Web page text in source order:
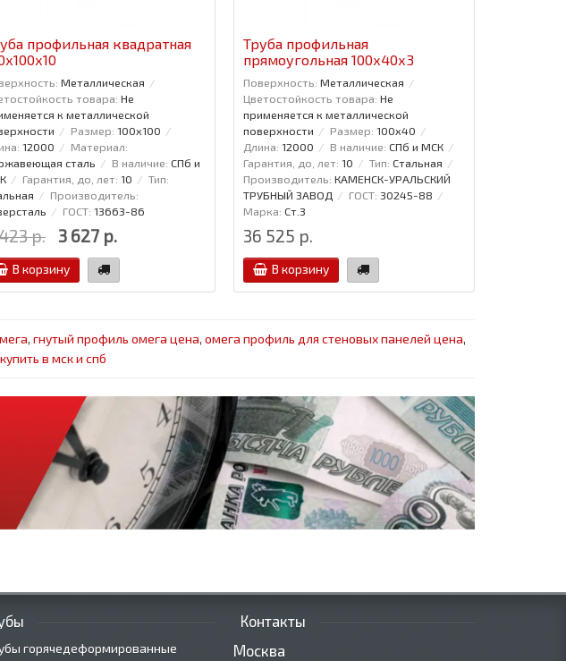
профильная квадратная
Металлическая
товара: Не
к металлической
Размер: 100x100
12000
Материал:
сталь
В наличие: СПб и
Гарантия, до, лет: 10
Тип:
Производитель:
ГОСТ: 13663-86
р. 3 627 р.
В корзину
Труба профильная
прямоугольная 100x40x3
Поверхность: Металлическая
Цветостойкость товара: Не
применяется к металлической
поверхности
Размер: 100x40
Длина: 12000 В наличие: СПб и МСК
Гарантия, до, лет: 10 Тип: Стальная
Производитель: КАМЕНСК-УРАЛЬСКИЙ
ТРУБНЫЙ ЗАВОД
ГОСТ: 30245-88
Марка: Ст.3
36 525 р.
В корзину
, гнутый профиль омега цена, омега профиль для стеновых панелей цена,
в мск и спб
горячедеформированные
Контакты
Москва